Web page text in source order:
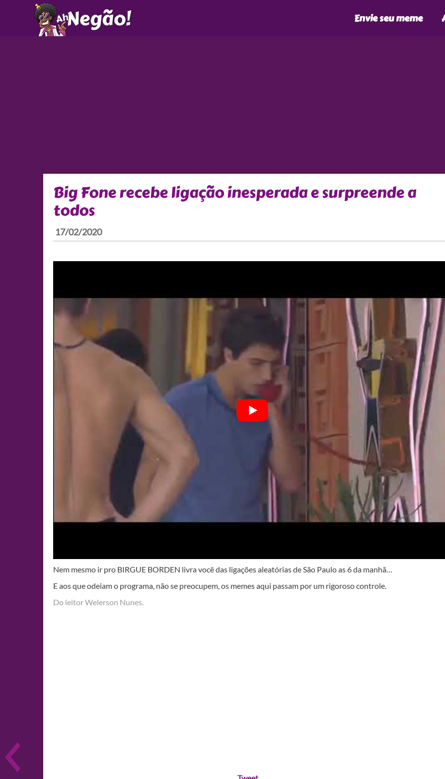
Envie seu meme
Big Fone recebe ligação inesperada e surpreende a
todos
17/02/2020
Nem mesmo ir pro BIRGUE BORDEN livra você das ligações aleatórias de São Paulo as 6 da manhã…
E aos que odeiam o programa, não se preocupem, os memes aqui passam por um rigoroso controle.
Do leitor Welerson Nunes.